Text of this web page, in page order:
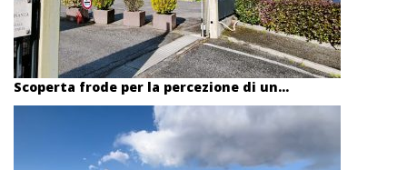
Scoperta frode per la percezione di un...